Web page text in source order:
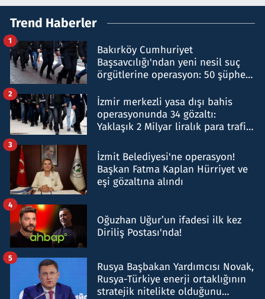
Trend Haberler
Bakırköy Cumhuriyet
Başsavcılığı'ndan yeni nesil suç
örgütlerine operasyon: 50 şüpheli
1
İzmir merkezli yasa dışı bahis
operasyonunda 34 gözaltı:
Yaklaşık 2 Milyar liralık para trafiği
2
İzmit Belediyesi'ne operasyon!
Başkan Fatma Kaplan Hürriyet ve
eşi gözaltına alındı
3
Oğuzhan Uğur’un ifadesi ilk kez
Diriliş Postası'nda!
4
Rusya Başbakan Yardımcısı Novak,
Rusya-Türkiye enerji ortaklığının
stratejik nitelikte olduğunu
5